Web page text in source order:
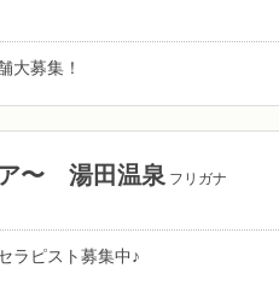
大募集！
〜 湯田温泉 フリガナ
ラピスト募集中♪